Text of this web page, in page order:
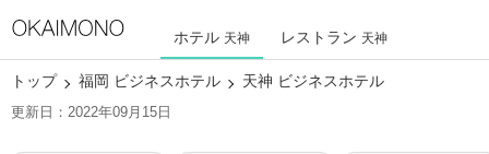
ホテル 天神 レストラン 天神
トップ 福岡 ビジネスホテル 天神 ビジネスホテル
更新日：2022年09月15日